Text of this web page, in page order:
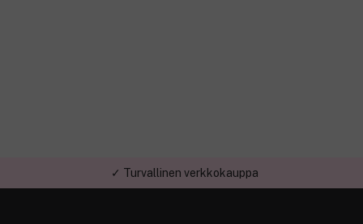
✓ Turvallinen verkkokauppa